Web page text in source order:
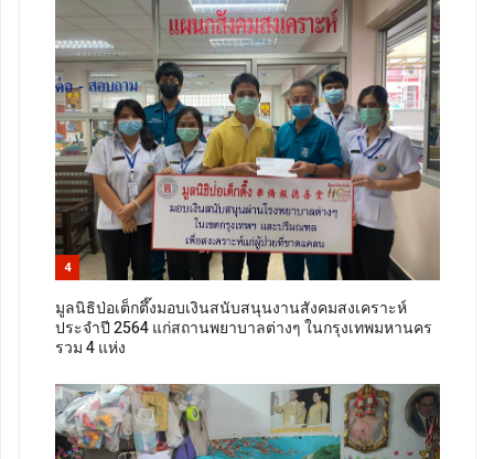
4
มูลนิธิป่อเต็กตึ๊งมอบเงินสนับสนุนงานสังคมสงเคราะห์
ประจำปี 2564 แก่สถานพยาบาลต่างๆ ในกรุงเทพมหานคร
รวม 4 แห่ง